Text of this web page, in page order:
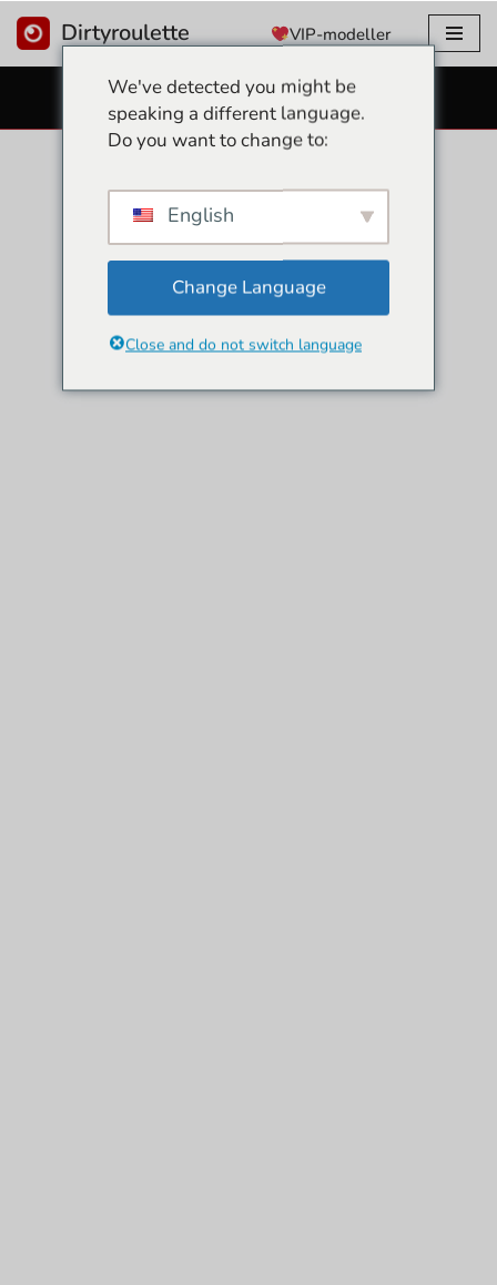
Dirtyroulette VIP-modeller
GRATIS SEXKAMEROR
We've detected you might be
speaking a different language.
Do you want to change to:
English
Change Language
Close and do not switch language